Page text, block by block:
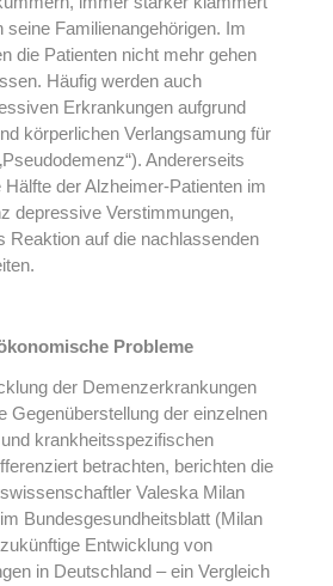
seine Familienangehörigen. Im
die Patienten nicht mehr gehen
Häufig werden auch
Erkrankungen aufgrund
körperlichen Verlangsamung für
Andererseits
der Alzheimer-Patienten im
depressive Verstimmungen,
Reaktion auf die nachlassenden
Probleme
der Demenzerkrankungen
Gegenüberstellung der einzelnen
krankheitsspezifischen
betrachten, berichten die
Valeska Milan
Bundesgesundheitsblatt (Milan
Entwicklung von
in Deutschland – ein Vergleich